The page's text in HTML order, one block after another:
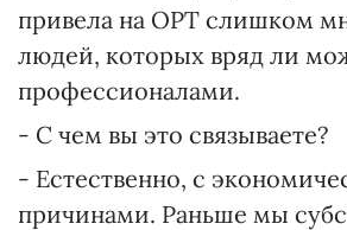
привела на ОРТ слишком
людей, которых вряд ли
профессионалами.
- С чем вы это связываете?
- Естественно, с
причинами. Раньше мы